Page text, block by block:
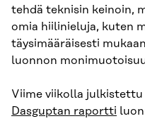
tehdä teknisin keinoin,
omia hiilinieluja, kuten
täysimääräisesti
luonnon
Viime viikolla
Dasguptan raportti